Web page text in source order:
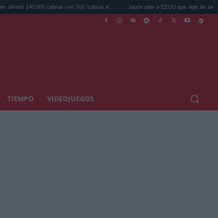
cabras con 700 'cabras e... Japón pide a EEUU que deje de usar a Mario y
TIEMPO VIDEOJUEGOS